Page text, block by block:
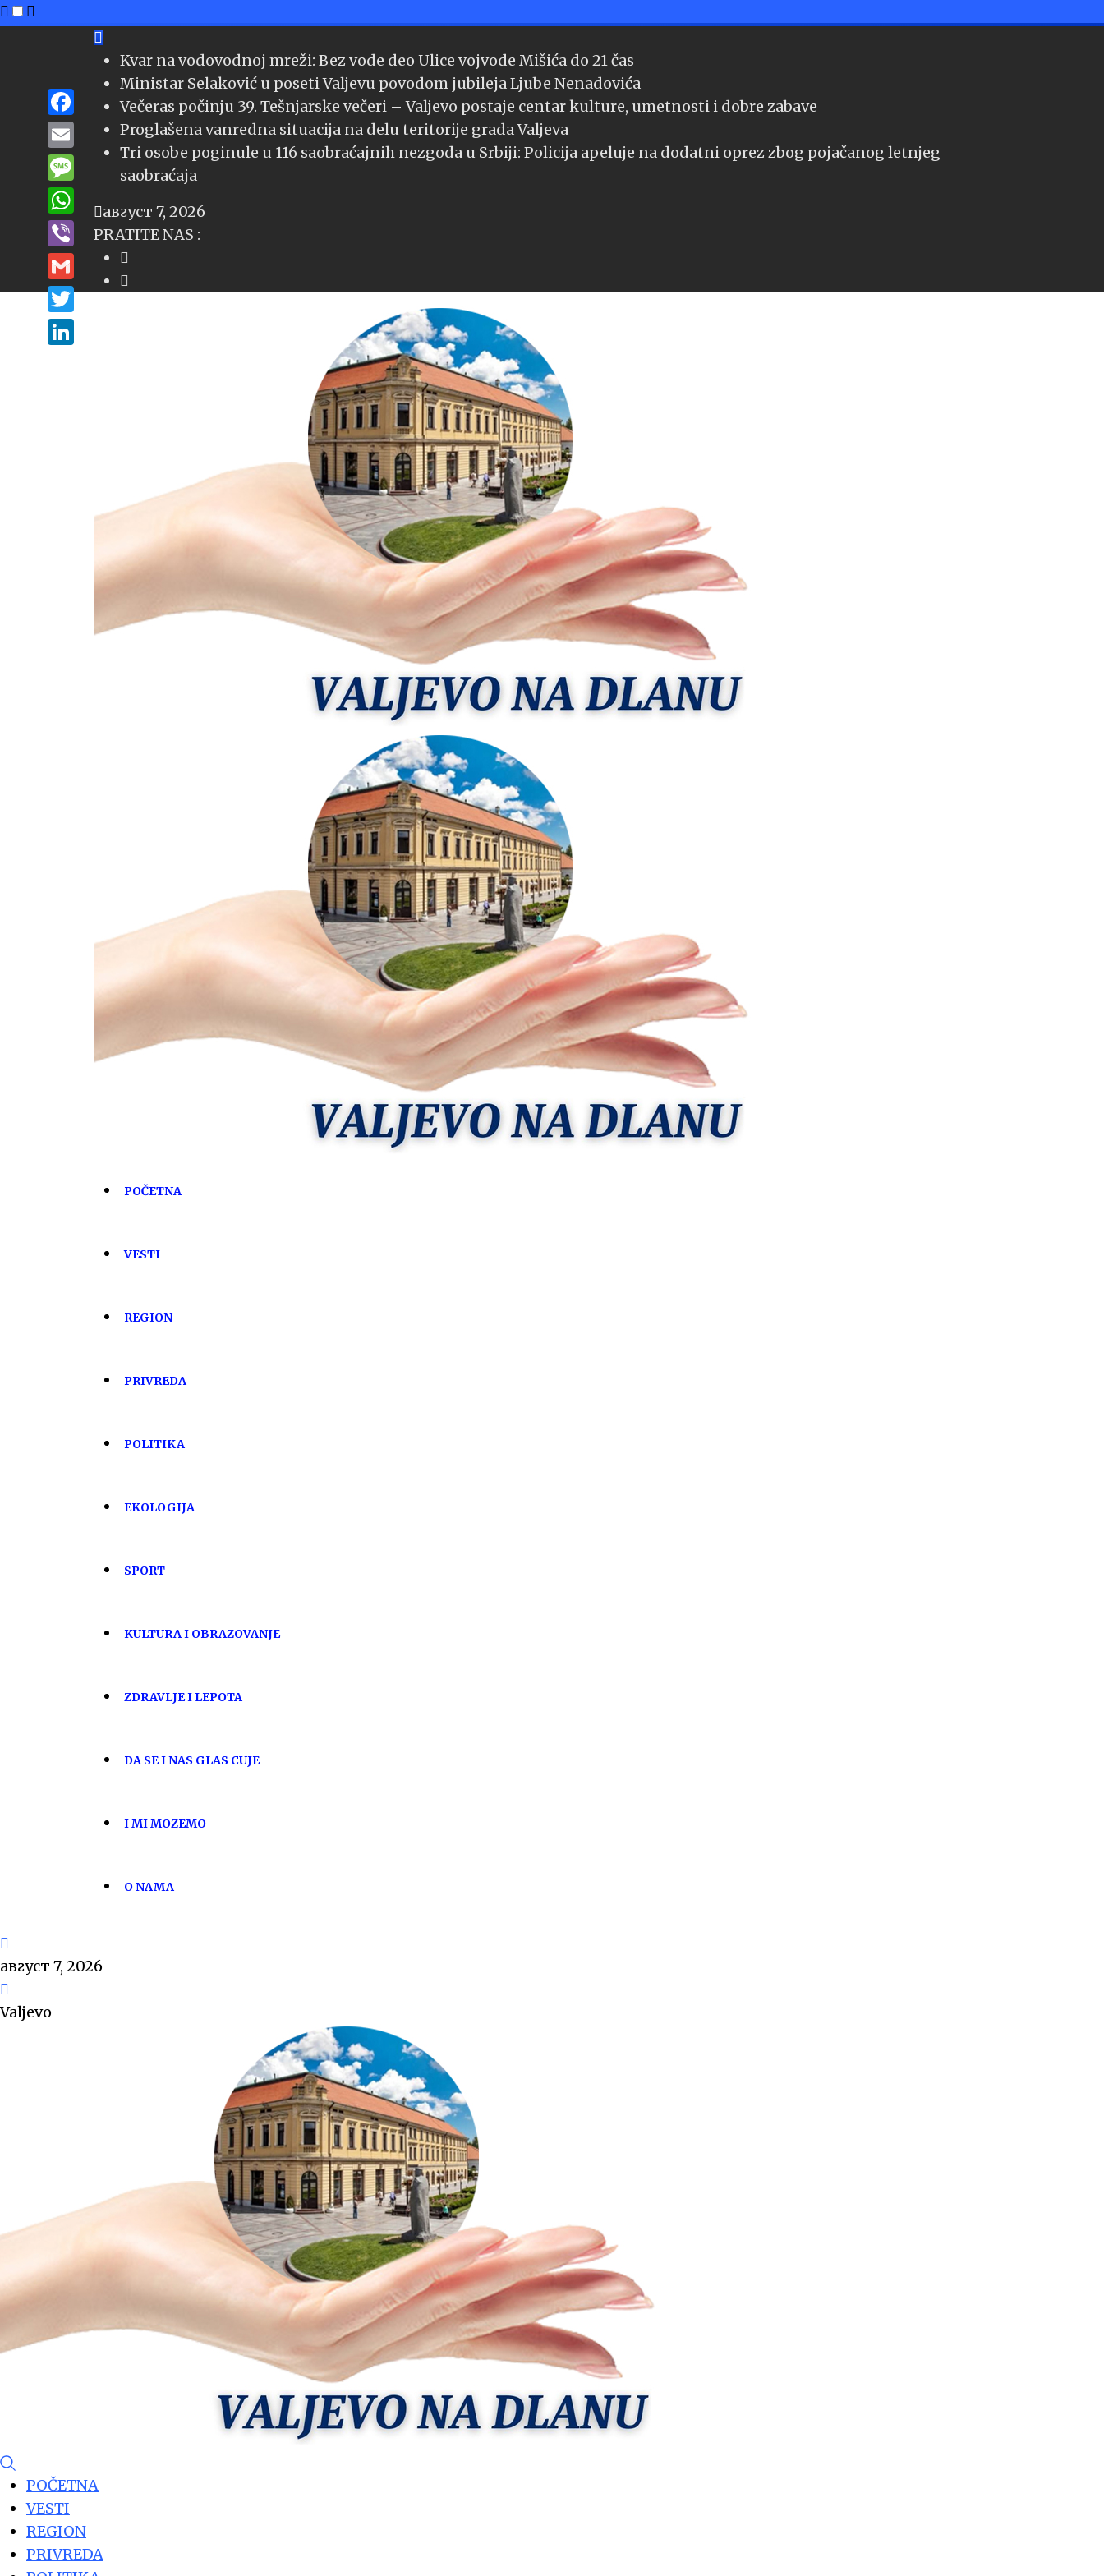
Kvar na vodovodnoj mreži: Bez vode deo Ulice vojvode Mišića do 21 čas
Ministar Selaković u poseti Valjevu povodom jubileja Ljube Nenadovića
Večeras počinju 39. Tešnjarske večeri – Valjevo postaje centar kulture, umetnosti i dobre zabave
Proglašena vanredna situacija na delu teritorije grada Valjeva
Tri osobe poginule u 116 saobraćajnih nezgoda u Srbiji: Policija apeluje na dodatni oprez zbog pojačanog letnjeg
saobraćaja
август 7, 2026
PRATITE NAS :
POČETNA
VESTI
REGION
PRIVREDA
POLITIKA
EKOLOGIJA
SPORT
KULTURA I OBRAZOVANJE
ZDRAVLJE I LEPOTA
DA SE I NAS GLAS CUJE
I MI MOZEMO
O NAMA
август 7, 2026
Valjevo
POČETNA
VESTI
REGION
PRIVREDA
Facebook
Email
Message
WhatsApp
Viber
Gmail
Twitter